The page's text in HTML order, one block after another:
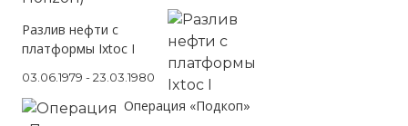
Разлив нефти с
платформы Ixtoc I
03.06.1979 - 23.03.1980
Операция «Подкоп»